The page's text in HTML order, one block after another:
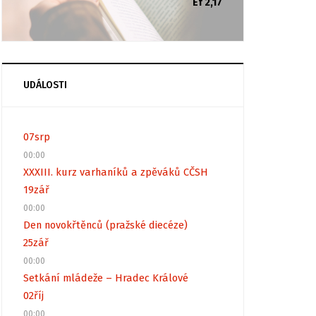
Ef 2,17
UDÁLOSTI
07srp
00:00
XXXIII. kurz varhaníků a zpěváků CČSH
19zář
00:00
Den novokřtěnců (pražské diecéze)
25zář
00:00
Setkání mládeže – Hradec Králové
02říj
00:00